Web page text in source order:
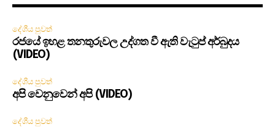
දේශීය පුවත්
රජයේ ඉහළ තනතුරුවල උද්ගත වී ඇති වැටුප් අර්බුදය
(VIDEO)
දේශීය පුවත්
අපි වෙනුවෙන් අපි (VIDEO)
දේශීය පුවත්